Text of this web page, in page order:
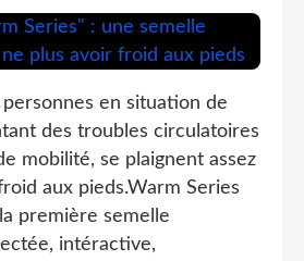
en situation de
des troubles circulatoires
mobilité, se plaignent assez
aux pieds.Warm Series
première semelle
intéractive,